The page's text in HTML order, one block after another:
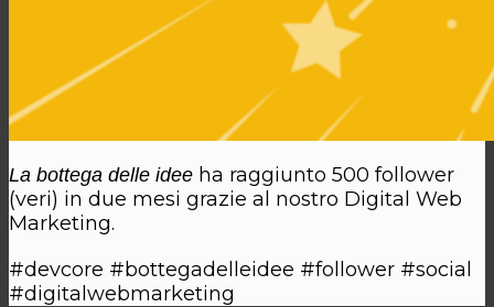
La bottega delle idee ha raggiunto 500 follower
(veri) in due mesi grazie al nostro Digital Web
Marketing.
#devcore #bottegadelleidee #follower #social
#digitalwebmarketing